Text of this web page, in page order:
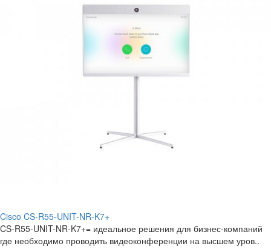
Cisco CS-R55-UNIT-NR-K7+
CS-R55-UNIT-NR-K7+= идеальное решения для бизнес-компаний
где необходимо проводить видеоконференции на высшем уров..